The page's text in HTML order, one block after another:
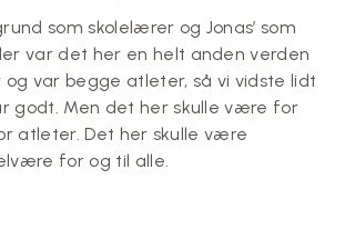
som skolelærer og Jonas’ som
var det her en helt anden verden
og var begge atleter, så vi vidste lidt
godt. Men det her skulle være for
atleter. Det her skulle være
for og til alle.